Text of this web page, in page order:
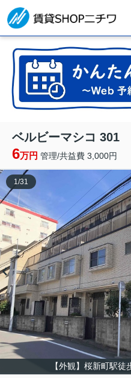
ベルビーマシコ 301
6万円 管理/共益費 3,000円
【外観】桜新町駅
1/31